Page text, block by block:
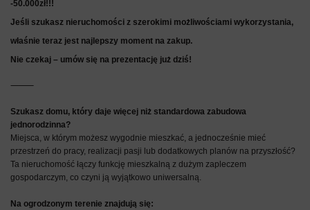
-50.000zł!!!
Jeśli szukasz nieruchomości z szerokimi możliwościami wykorzystania,
właśnie teraz jest najlepszy moment na zakup.
Nie czekaj – umów się na prezentację już dziś!
⸻
Szukasz domu, który daje więcej niż standardowa zabudowa
jednorodzinna?
Miejsca, w którym możesz wygodnie mieszkać, a jednocześnie mieć
przestrzeń do pracy, realizacji pasji lub dodatkowych planów na przyszłość?
Ta nieruchomość łączy funkcję mieszkalną z dużym zapleczem
gospodarczym, co czyni ją wyjątkowo uniwersalną.
Na ogrodzonym terenie znajdują się: